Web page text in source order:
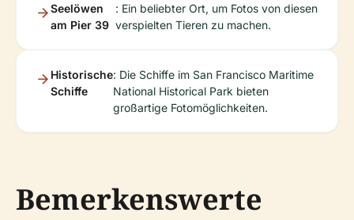
Seelöwen
am Pier 39
: Ein beliebter Ort, um Fotos von diesen
verspielten Tieren zu machen.
Historische
Schiffe
: Die Schiffe im San Francisco Maritime
National Historical Park bieten
großartige Fotomöglichkeiten.
Bemerkenswerte